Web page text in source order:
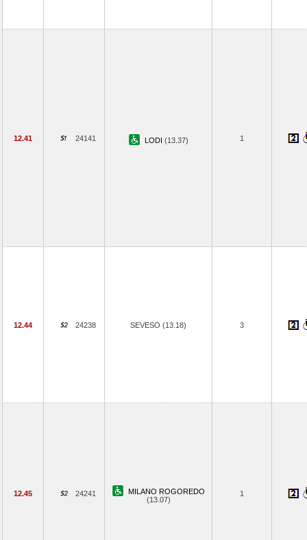
12.41 24141 LODI (13.37) 1
12.44 24238 SEVESO (13.18) 3
12.45 24241
MILANO ROGOREDO
(13.07)
1